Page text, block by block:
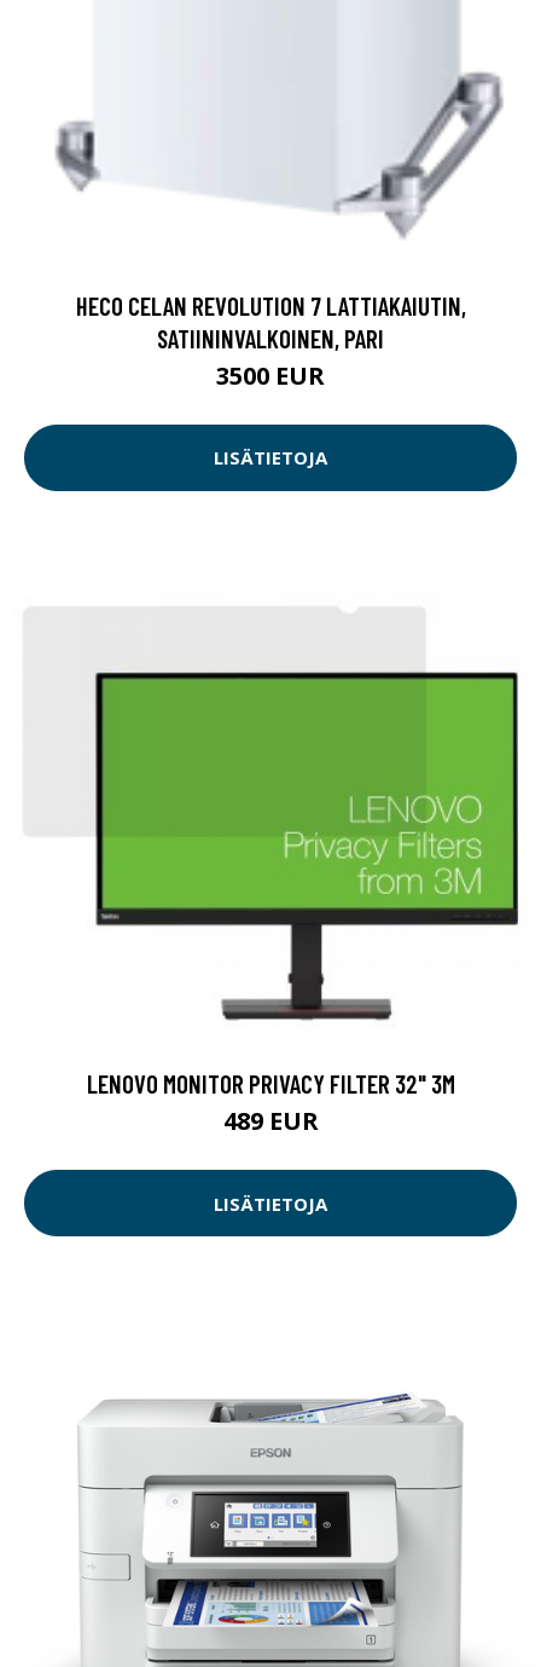
HECO CELAN REVOLUTION 7 LATTIAKAIUTIN,
SATIININVALKOINEN, PARI
3500 EUR
LISÄTIETOJA
LENOVO MONITOR PRIVACY FILTER 32" 3M
489 EUR
LISÄTIETOJA